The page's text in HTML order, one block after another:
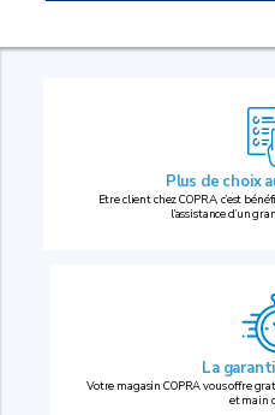
Plus de choix
Etre client chez COPRA, c’est
l’assistance d’un
La
Votre magasin COPRA vous offre
et main